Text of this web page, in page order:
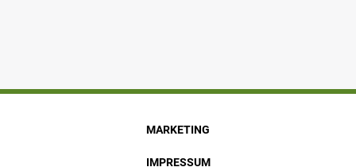
MARKETING
IMPRESSUM